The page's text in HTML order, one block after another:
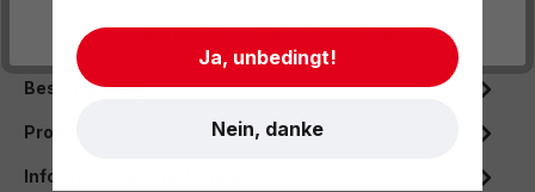
Beschreibung
Produktdaten
Informationen und Hinweise
- Impressum - AGB - Datenschutz
Ja, unbedingt!
Nein, danke